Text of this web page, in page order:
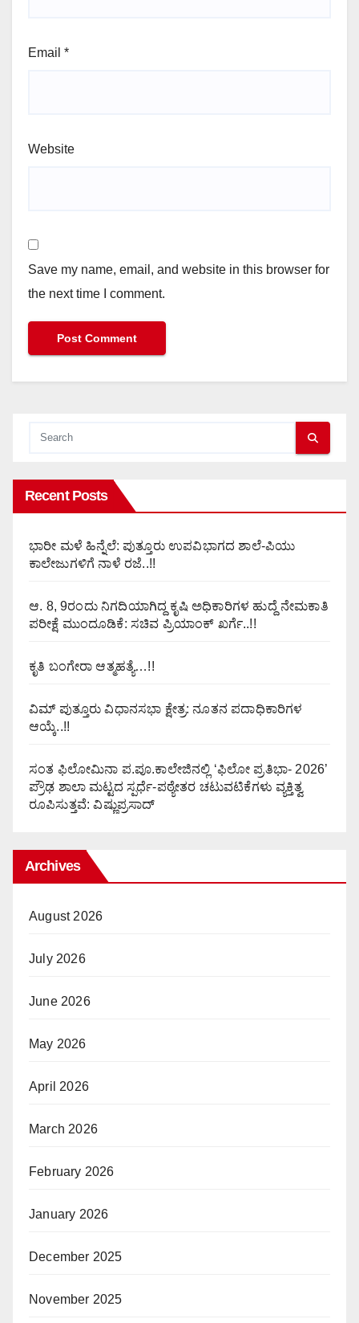
Email *
Website
Save my name, email, and website in this browser for
the next time I comment.
Recent Posts
ಭಾರೀ ಮಳೆ ಹಿನ್ನೆಲೆ: ಪುತ್ತೂರು ಉಪವಿಭಾಗದ ಶಾಲೆ-ಪಿಯು
ಕಾಲೇಜುಗಳಿಗೆ ನಾಳೆ ರಜೆ..!!
ಆ. 8, 9ರಂದು ನಿಗದಿಯಾಗಿದ್ದ ಕೃಷಿ ಅಧಿಕಾರಿಗಳ ಹುದ್ದೆ ನೇಮಕಾತಿ
ಪರೀಕ್ಷೆ ಮುಂದೂಡಿಕೆ: ಸಚಿವ ಪ್ರಿಯಾಂಕ್ ಖರ್ಗೆ..!!
ಕೃತಿ ಬಂಗೇರಾ ಆತ್ಮಹತ್ಯೆ…!!
ವಿಮ್ ಪುತ್ತೂರು ವಿಧಾನಸಭಾ ಕ್ಷೇತ್ರ: ನೂತನ ಪದಾಧಿಕಾರಿಗಳ
ಆಯ್ಕೆ..!!
ಸಂತ ಫಿಲೋಮಿನಾ ಪ.ಪೂ.ಕಾಲೇಜಿನಲ್ಲಿ ‘ಫಿಲೋ ಪ್ರತಿಭಾ- 2026’
ಪ್ರೌಢ ಶಾಲಾ ಮಟ್ಟದ ಸ್ಪರ್ಧೆ-ಪಠ್ಯೇತರ ಚಟುವಟಿಕೆಗಳು ವ್ಯಕ್ತಿತ್ವ
ರೂಪಿಸುತ್ತವೆ: ವಿಷ್ಣುಪ್ರಸಾದ್
Archives
August 2026
July 2026
June 2026
May 2026
April 2026
March 2026
February 2026
January 2026
December 2025
November 2025